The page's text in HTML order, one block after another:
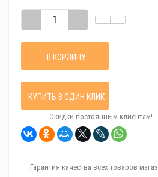
В КОРЗИНУ
КУПИТЬ В ОДИН КЛИК
Скидки постоянным клиентам!
Гарантия качества всех товаров